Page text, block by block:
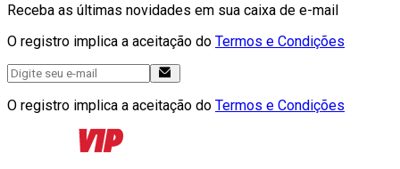
Receba as últimas novidades em sua caixa de e-mail
O registro implica a aceitação do Termos e Condições
O registro implica a aceitação do Termos e Condições